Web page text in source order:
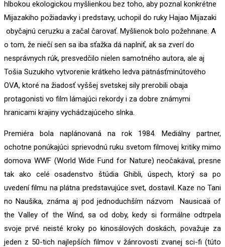
hlbokou ekologickou myšlienkou bez toho, aby poznal konkrétne
Mijazakiho požiadavky i predstavy, uchopil do ruky Hajao Mijazaki
obyčajnú ceruzku a začal čarovať. Myšlienok bolo požehnane. A
o tom, že niečí sen sa iba sťažka dá naplniť, ak sa zverí do
nesprávnych rúk, presvedčilo nielen samotného autora, ale aj
Tošia Suzukiho vytvorenie krátkeho ledva pätnásťminútového
OVA, ktoré na žiadosť vyššej svetskej sily prerobili obaja
protagonisti vo film lámajúci rekordy i za dobre známymi
hranicami krajiny vychádzajúceho slnka.
Premiéra bola naplánovaná na rok 1984. Mediálny partner,
ochotne ponúkajúci sprievodnú ruku svetom filmovej kritiky mimo
domova WWF (World Wide Fund for Nature) neočakával, presne
tak ako celé osadenstvo štúdia Ghibli, úspech, ktorý sa po
uvedení filmu na plátna predstavujúce svet, dostavil. Kaze no Tani
no Naušika, známa aj pod jednoduchším názvom Nausicaä of
the Valley of the Wind, sa od doby, kedy si formálne odtrpela
svoje prvé neisté kroky po kinosálových doskách, považuje za
jeden z 50-tich najlepších filmov v žánrovosti zvanej sci-fi (túto